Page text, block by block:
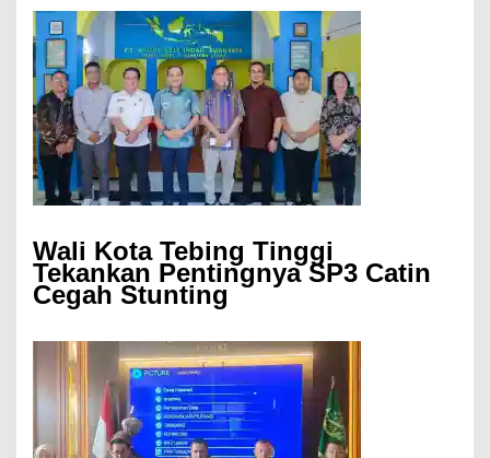
Wali Kota Tebing Tinggi
Tekankan Pentingnya SP3 Catin
Cegah Stunting